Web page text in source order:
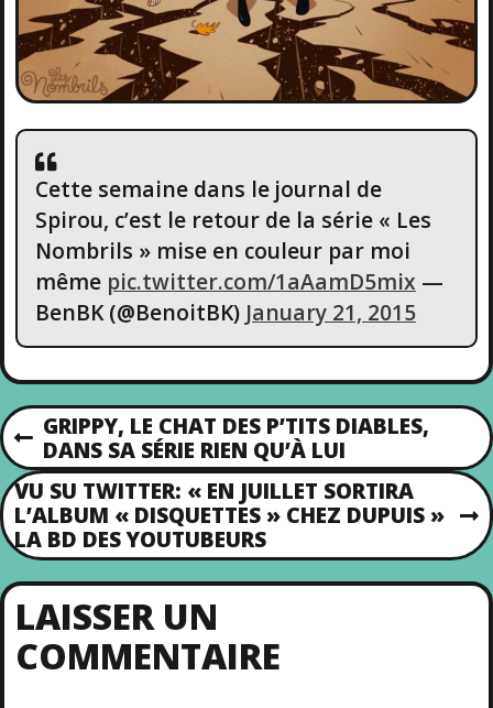
Cette semaine dans le journal de
Spirou, c’est le retour de la série « Les
Nombrils » mise en couleur par moi
même pic.twitter.com/1aAamD5mix —
BenBK (@BenoitBK) January 21, 2015
N
A
V
G
P
R
E
V
I
U
S
P
O
GRIPPY, LE CHAT DES P’TITS DIABLES,
DANS SA SÉRIE RIEN QU’À LUI
N
E
X
T
P
O
S
VU SU TWITTER: « EN JUILLET SORTIRA
L’ALBUM « DISQUETTES » CHEZ DUPUIS »
LA BD DES YOUTUBEURS
LAISSER UN
COMMENTAIRE